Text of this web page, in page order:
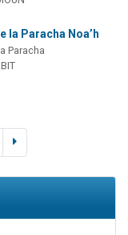
la Paracha Noa’h
Paracha